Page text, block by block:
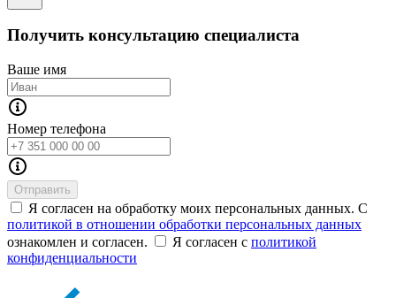
Получить консультацию специалиста
Ваше имя
Номер телефона
Отправить
Я согласен на обработку моих персональных данных. С
политикой в отношении обработки персональных данных
ознакомлен и согласен.
Я согласен с политикой
конфиденциальности